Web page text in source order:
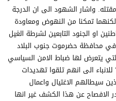
مقتله. واشار الشهود الى ان الدرجة
تمكنا من النهوض ومعاودة
او الجنود التابعين لشرطة الغيل
في محافظة حضرموت جنوب البلاد
يتعرض لها ضباط الامن السياسي
الى انهم تلقوا تهديدات
سيطالهم الاغتيال واعمال
الافصاح عن هذا الكشف غير انها